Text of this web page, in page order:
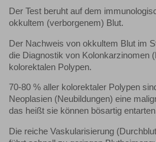
Der Test beruht auf dem
okkultem (verborgenem) Blut.
Der Nachweis von okkultem Blut im
die Diagnostik von Kolonkarzinomen
kolorektalen Polypen.
70-80 % aller kolorektaler Polypen
Neoplasien (Neubildungen) eine
das heißt sie können bösartig
Die reiche Vaskularisierung